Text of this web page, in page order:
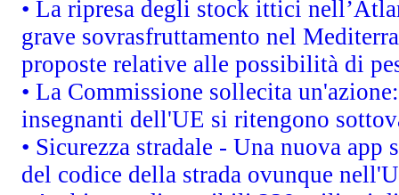
• La ripresa degli stock ittici
grave sovrasfruttamento nel
proposte relative alle possibilità di
• La Commissione sollecita
insegnanti dell'UE si ritengono
• Sicurezza stradale - Una nuova
del codice della strada ovunque